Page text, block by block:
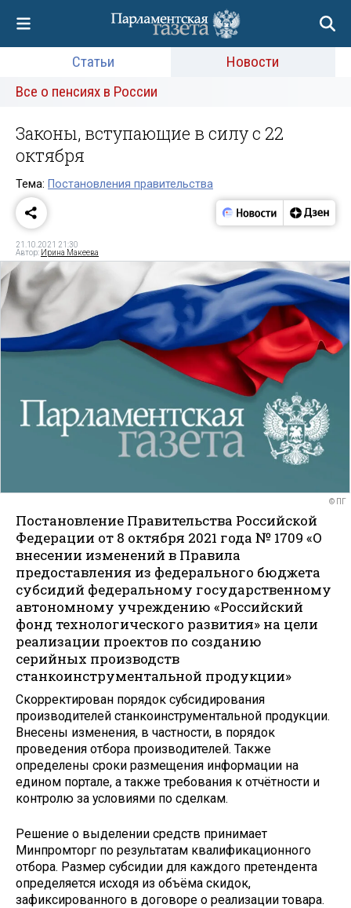
Статьи
Новости
Все о пенсиях в России
Законы, вступающие в силу с 22
октября
Тема: Постановления правительства
21.10.2021 21:30
Автор: Ирина Макеева
© ПГ
Постановление Правительства Российской
Федерации от 8 октября 2021 года № 1709 «О
внесении изменений в Правила
предоставления из федерального бюджета
субсидий федеральному государственному
автономному учреждению «Российский
фонд технологического развития» на цели
реализации проектов по созданию
серийных производств
станкоинструментальной продукции»
Скорректирован порядок субсидирования
производителей станкоинструментальной продукции.
Внесены изменения, в частности, в порядок
проведения отбора производителей. Также
определены сроки размещения информации на
едином портале, а также требования к отчётности и
контролю за условиями по сделкам.
Решение о выделении средств принимает
Минпромторг по результатам квалификационного
отбора. Размер субсидии для каждого претендента
определяется исходя из объёма скидок,
зафиксированного в договоре о реализации товара.